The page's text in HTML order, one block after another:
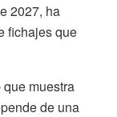
2027, ha
fichajes que
muestra
de una